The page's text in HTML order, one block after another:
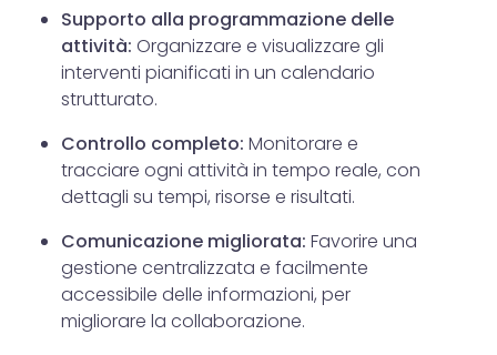
Supporto alla programmazione delle
attività: Organizzare e visualizzare gli
interventi pianificati in un calendario
strutturato.
Controllo completo: Monitorare e
tracciare ogni attività in tempo reale, con
dettagli su tempi, risorse e risultati.
Comunicazione migliorata: Favorire una
gestione centralizzata e facilmente
accessibile delle informazioni, per
migliorare la collaborazione.